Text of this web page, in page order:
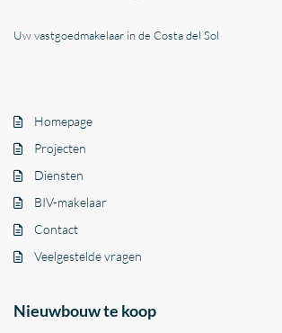
Uw vastgoedmakelaar in de Costa del Sol
Homepage
Projecten
Diensten
BIV-makelaar
Contact
Veelgestelde vragen
Nieuwbouw te koop